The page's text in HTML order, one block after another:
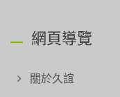
網頁導覽
關於久誼